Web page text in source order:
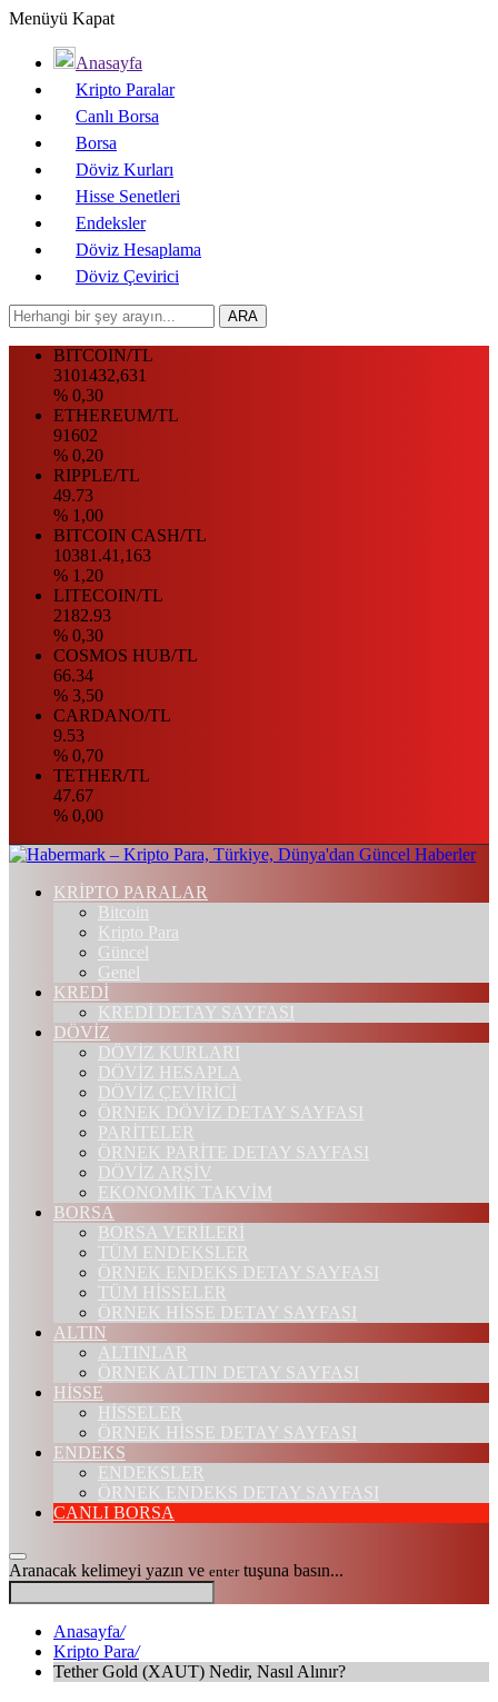
Menüyü Kapat
Anasayfa
Kripto Paralar
Canlı Borsa
Borsa
Döviz Kurları
Hisse Senetleri
Endeksler
Döviz Hesaplama
Döviz Çevirici
BITCOIN/TL
3101432,631
% 0,30
ETHEREUM/TL
91602
% 0,20
RIPPLE/TL
49.73
% 1,00
BITCOIN CASH/TL
10381.41,163
% 1,20
LITECOIN/TL
2182.93
% 0,30
COSMOS HUB/TL
66.34
% 3,50
CARDANO/TL
9.53
% 0,70
TETHER/TL
47.67
% 0,00
KRİPTO PARALAR
Bitcoin
Kripto Para
Güncel
Genel
KREDİ
KREDİ DETAY SAYFASI
DÖVİZ
DÖVİZ KURLARI
DÖVİZ HESAPLA
DÖVİZ ÇEVİRİCİ
ÖRNEK DÖVİZ DETAY SAYFASI
PARİTELER
ÖRNEK PARİTE DETAY SAYFASI
DÖVİZ ARŞİV
EKONOMİK TAKVİM
BORSA
BORSA VERİLERİ
TÜM ENDEKSLER
ÖRNEK ENDEKS DETAY SAYFASI
TÜM HİSSELER
ÖRNEK HİSSE DETAY SAYFASI
ALTIN
ALTINLAR
ÖRNEK ALTIN DETAY SAYFASI
HİSSE
HİSSELER
ÖRNEK HİSSE DETAY SAYFASI
ENDEKS
ENDEKSLER
ÖRNEK ENDEKS DETAY SAYFASI
CANLI BORSA
Aranacak kelimeyi yazın ve entertuşuna basın...
Anasayfa/
Kripto Para/
Tether Gold (XAUT) Nedir, Nasıl Alınır?